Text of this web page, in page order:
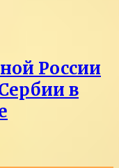
России
в